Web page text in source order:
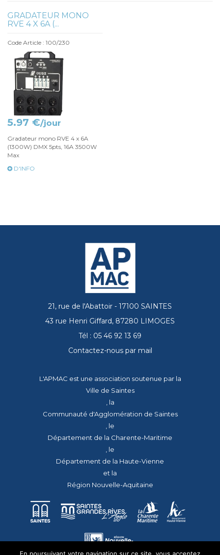
GRADATEUR MONO
RVE 4 X 6A (...
Code Article : 100/230
5.97 €/jour
Gradateur mono RVE 4 x 6A
(1300W) DMX 5pts, 16A 3500W
Max
D'INFO
21, rue de l'Abattoir - 17100 SAINTES
43 rue Henri Giffard, 87280 LIMOGES
Tél : 05 46 92 13 69
Contactez-nous par mail
L'APMAC est une association soutenue par la
Ville de Saintes
, la
Communauté d'Agglomération de Saintes
, le
Département de la Charente-Maritime
, le
Département de la Haute-Vienne
et la
Région Nouvelle-Aquitaine